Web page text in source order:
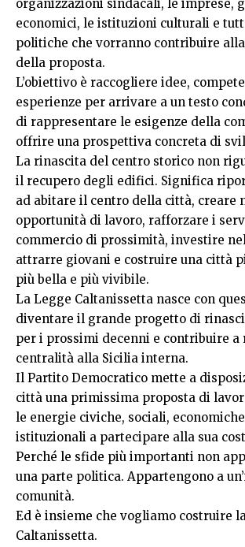
organizzazioni sindacali, le imprese,
economici, le istituzioni culturali e
politiche che vorranno contribuire
della proposta.
L’obiettivo è raccogliere idee,
esperienze per arrivare a un testo
di rappresentare le esigenze della
offrire una prospettiva concreta di
La rinascita del centro storico non
il recupero degli edifici. Significa
ad abitare il centro della città, creare
opportunità di lavoro, rafforzare i
commercio di prossimità, investire
attrarre giovani e costruire una città
più bella e più vivibile.
La Legge Caltanissetta nasce con
diventare il grande progetto di
per i prossimi decenni e contribuire a
centralità alla Sicilia interna.
Il Partito Democratico mette a
città una primissima proposta di
le energie civiche, sociali,
istituzionali a partecipare alla sua
Perché le sfide più importanti non
una parte politica. Appartengono a
comunità.
Ed è insieme che vogliamo costruire
Caltanissetta.